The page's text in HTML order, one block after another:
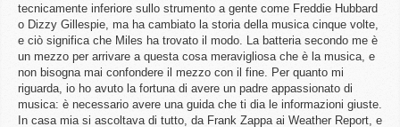
tecnicamente inferiore sullo strumento a gente come Freddie Hubbard
o Dizzy Gillespie, ma ha cambiato la storia della musica cinque volte,
e ciò significa che Miles ha trovato il modo. La batteria secondo me è
un mezzo per arrivare a questa cosa meravigliosa che è la musica, e
non bisogna mai confondere il mezzo con il fine. Per quanto mi
riguarda, io ho avuto la fortuna di avere un padre appassionato di
musica: è necessario avere una guida che ti dia le informazioni giuste.
In casa mia si ascoltava di tutto, da Frank Zappa ai Weather Report, e